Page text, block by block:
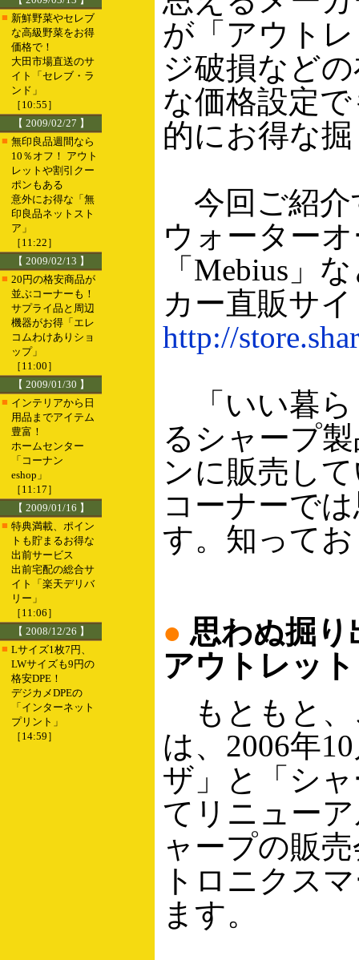
■ 新鮮野菜やセレブ
な高級野菜をお得
価格で！
大田市場直送のサ
イト「セレブ・ラ
ンド」
［10:55］
【 2009/02/27 】
■ 無印良品週間なら
10％オフ！ アウト
レットや割引クー
ポンもある
意外にお得な「無
印良品ネットスト
ア」
［11:22］
【 2009/02/13 】
■ 20円の格安商品が
並ぶコーナーも！
サプライ品と周辺
機器がお得「エレ
コムわけありショ
ップ」
［11:00］
【 2009/01/30 】
■ インテリアから日
用品までアイテム
豊富！
ホームセンター
「コーナン
eshop」
［11:17］
【 2009/01/16 】
■ 特典満載、ポイン
トも貯まるお得な
出前サービス
出前宅配の総合サ
イト「楽天デリバ
リー」
［11:06］
【 2008/12/26 】
■ Lサイズ1枚7円、
LWサイズも9円の
格安DPE！
デジカメDPEの
「インターネット
プリント」
［14:59］
が「アウト
ジ破損など
な価格設定
的にお得な
今回ご紹介
ウォーター
「Mebius」
カー直販サ
http://
「いい暮ら
るシャープ
ンに販売し
コーナーで
す。知って
● 思わぬ掘
アウトレット
もともと、
は、2006年
ザ」と「シ
てリニュー
ャープの販
トロニクス
ます。